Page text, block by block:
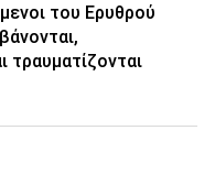
του Ερυθρού
τραυματίζονται